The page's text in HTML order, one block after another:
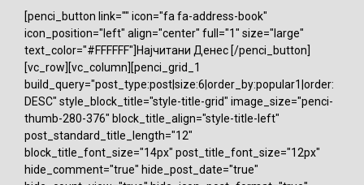
[penci_button link="" icon="fa fa-address-book"
icon_position="left" align="center" full="1" size="large"
text_color="#FFFFFF"]Најчитани Денес [/penci_button]
[vc_row][vc_column][penci_grid_1
build_query="post_type:post|size:6|order_by:popular1|order:
DESC" style_block_title="style-title-grid" image_size="penci-
thumb-280-376" block_title_align="style-title-left"
post_standard_title_length="12"
block_title_font_size="14px" post_title_font_size="12px"
hide_comment="true" hide_post_date="true"